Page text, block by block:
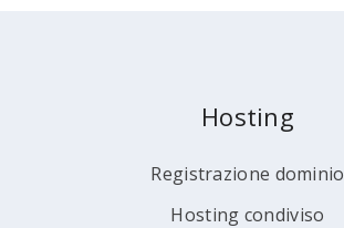
Hosting
Registrazione dominio
Hosting condiviso